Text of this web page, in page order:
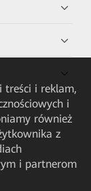
treści i reklam,
i
również
z
i partnerom